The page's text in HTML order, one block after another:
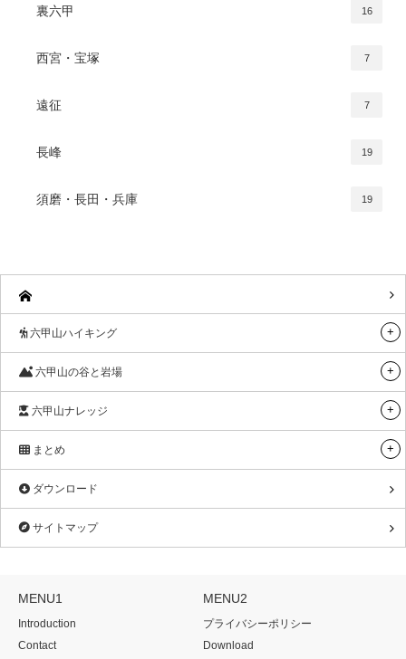
裏六甲 16
西宮・宝塚 7
遠征 7
長峰 19
須磨・長田・兵庫 19
六甲山ハイキング
六甲山の谷と岩場
六甲山ナレッジ
まとめ
ダウンロード
サイトマップ
MENU1
Introduction
Contact
MENU2
プライバシーポリシー
Download